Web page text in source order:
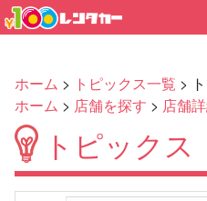
ホーム > トピックス一覧 >
ホーム > 店舗を探す > 店舗
トピックス